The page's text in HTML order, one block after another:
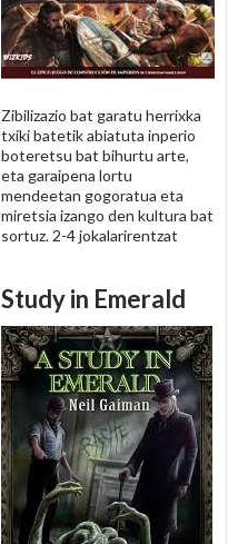
Zibilizazio bat garatu herrixka
txiki batetik abiatuta inperio
boteretsu bat bihurtu arte,
eta garaipena lortu
mendeetan gogoratua eta
miretsia izango den kultura bat
sortuz. 2-4 jokalarirentzat
Study in Emerald